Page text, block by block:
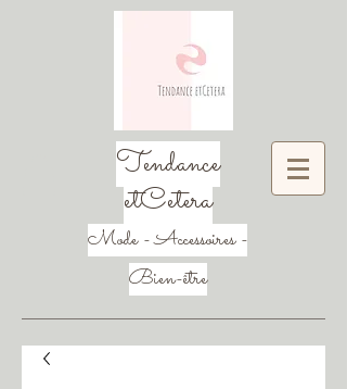
Tendance
etCetera
Mode - Accessoires -
Bien-être